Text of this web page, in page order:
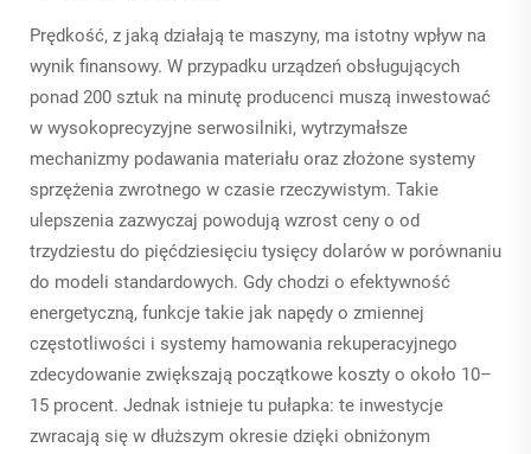
Prędkość, z jaką działają te maszyny, ma istotny wpływ na
wynik finansowy. W przypadku urządzeń obsługujących
ponad 200 sztuk na minutę producenci muszą inwestować
w wysokoprecyzyjne serwosilniki, wytrzymałsze
mechanizmy podawania materiału oraz złożone systemy
sprzężenia zwrotnego w czasie rzeczywistym. Takie
ulepszenia zazwyczaj powodują wzrost ceny o od
trzydziestu do pięćdziesięciu tysięcy dolarów w porównaniu
do modeli standardowych. Gdy chodzi o efektywność
energetyczną, funkcje takie jak napędy o zmiennej
częstotliwości i systemy hamowania rekuperacyjnego
zdecydowanie zwiększają początkowe koszty o około 10–
15 procent. Jednak istnieje tu pułapka: te inwestycje
zwracają się w dłuższym okresie dzięki obniżonym